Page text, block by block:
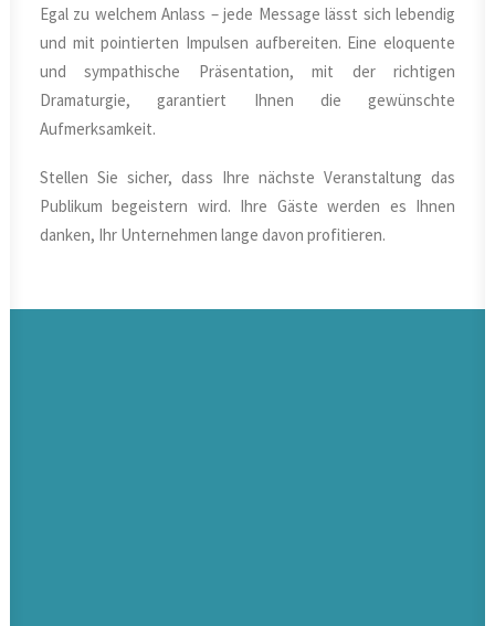
Egal zu welchem Anlass – jede Message lässt sich lebendig
und mit pointierten Impulsen aufbereiten. Eine eloquente
und sympathische Präsentation, mit der richtigen
Dramaturgie, garantiert Ihnen die gewünschte
Aufmerksamkeit.
Stellen Sie sicher, dass Ihre nächste Veranstaltung das
Publikum begeistern wird. Ihre Gäste werden es Ihnen
danken, Ihr Unternehmen lange davon profitieren.